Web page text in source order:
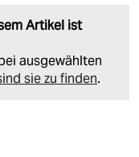
Artikel ist
ausgewählten
sie zu finden.